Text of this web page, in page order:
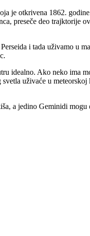
je otkrivena 1862.
preseče deo trajktorije
i tada uživamo u
idealno. Ako neko ima
uživaće u
a jedino Geminidi